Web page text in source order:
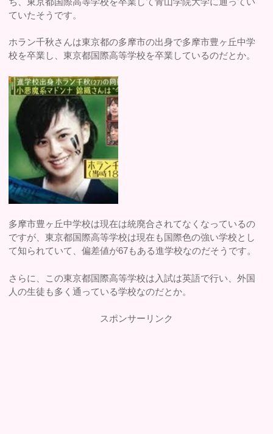
ていたそうです。
ホラン千秋さんは東京都の多摩市の出身で多摩市豊ヶ丘中学
校を卒業し、東京都国際高等学校を卒業しているのだとか。
多摩市豊ヶ丘中学校は現在は統廃合されてなくなっているの
ですが、東京都国際高等学校は現在も国際色の強い学校とし
て知られていて、偏差値が67もある進学校なのだそうです。
さらに、この東京都国際高等学校は入試は英語で行い、外国
人の生徒も多く通っている学校なのだとか。
スポンサーリンク